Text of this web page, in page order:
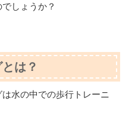
しょうか？
は？
水の中での歩行トレーニ